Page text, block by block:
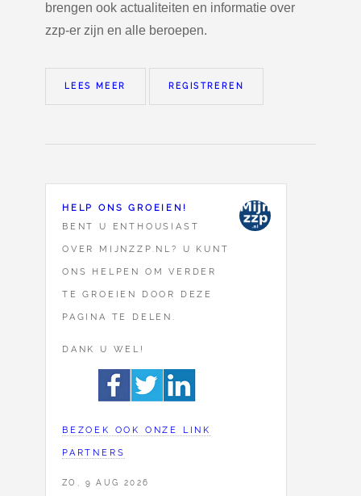
brengen ook actualiteiten en informatie over
zzp-er zijn en alle beroepen.
LEES MEER REGISTREREN
HELP ONS GROEIEN!
BENT U ENTHOUSIAST
OVER MIJNZZP.NL? U KUNT
ONS HELPEN OM VERDER
TE GROEIEN DOOR DEZE
PAGINA TE DELEN.
DANK U WEL!
BEZOEK OOK ONZE LINK
PARTNERS
ZO, 9 AUG 2026